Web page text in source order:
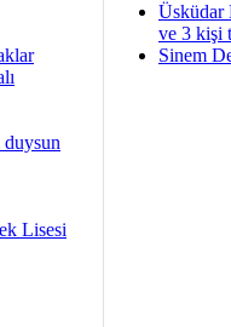
duysun
Lisesi
Üsküdar
ve 3 kişi
Sinem